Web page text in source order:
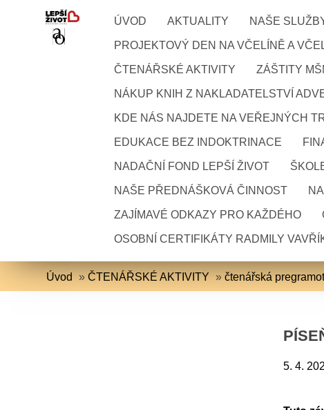
ÚVOD AKTUALITY NAŠE
PROJEKTOVÝ DEN NA VČELÍNĚ A
ČTENÁŘSKÉ AKTIVITY ZÁŠTITY
NÁKUP KNIH Z NAKLADATELSTVÍ
KDE NÁS NAJDETE NA VEŘEJNÝCH
EDUKACE BEZ INDOKTRINACE
NADAČNÍ FOND LEPŠÍ ŽIVOT
NAŠE PŘEDNÁŠKOVÁ ČINNOST
ZAJÍMAVÉ ODKAZY PRO KAŽDÉHO
OSOBNÍ CERTIFIKÁTY RADMILY
Úvod »ČTENÁŘSKÉ AKTIVITY »čtenářská
5. 4.